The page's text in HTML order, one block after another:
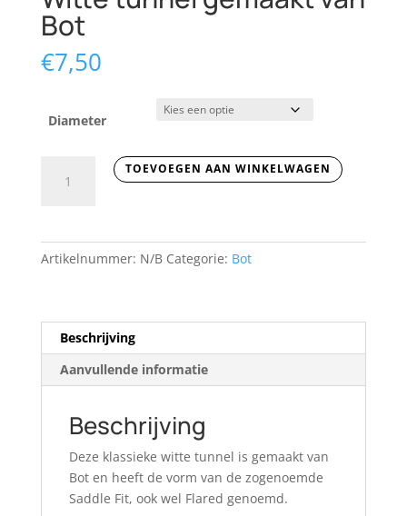
Bot
€7,50
Diameter
tunnel
TOEVOEGEN AAN WINKELWAGEN
Artikelnummer: N/B Categorie: Bot
Beschrijving
Aanvullende informatie
Beschrijving
Deze klassieke witte tunnel is gemaakt van
Bot en heeft de vorm van de zogenoemde
Saddle Fit, ook wel Flared genoemd.